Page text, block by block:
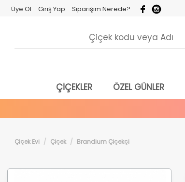
Üye Ol Giriş Yap Siparişim Nerede?
ÇİÇEKLER ÖZEL GÜNLER
Çiçek Evi Çiçek Brandium Çiçekçi